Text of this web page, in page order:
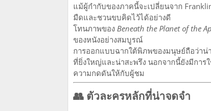
แม้ผู้กำกับของภาคนี้จะเปลี่ยนจาก
มืดและชวนขบคิดไว้ได้อย่างดี
โทนภาพของ Beneath the Planet of the
ของหนังอย่างสมบูรณ์
การออกแบบฉากใต้พิภพของมนุษย์ถือว่าน่
ที่ยิ่งใหญ่และน่าสะพรึง นอกจากนี้ยังมีกา
ความกดดันให้กับผู้ชม
👥 ตัวละครหลักที่น่าจดจำ